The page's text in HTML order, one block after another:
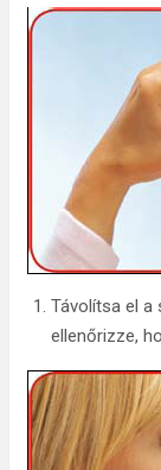
Távolítsa el a
ellenőrizze,